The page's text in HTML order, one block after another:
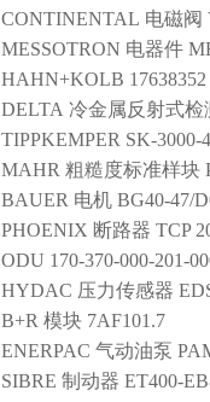
CONTINENTAL 电磁阀
MESSOTRON 电器件
HAHN+KOLB 17638352
DELTA 冷金属反射式检
TIPPKEMPER SK-3000-
MAHR 粗糙度标准样块
BAUER 电机 BG40-47/
PHOENIX 断路器 TCP
ODU 170-370-000-201-
HYDAC 压力传感器
B+R 模块 7AF101.7
ENERPAC 气动油泵
SIBRE 制动器 ET400-